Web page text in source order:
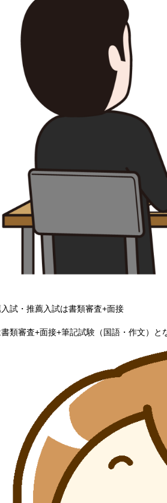
試・推薦入試は書類審査+面接
類審査+面接+筆記試験（国語・作文）と